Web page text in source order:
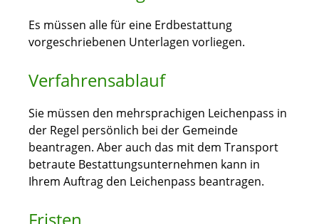
Es müssen alle für eine Erdbestattung
vorgeschriebenen Unterlagen vorliegen.
Verfahrensablauf
Sie müssen den mehrsprachigen Leichenpass in
der Regel persönlich bei der Gemeinde
beantragen. Aber auch das mit dem Transport
betraute Bestattungsunternehmen kann in
Ihrem Auftrag den Leichenpass beantragen.